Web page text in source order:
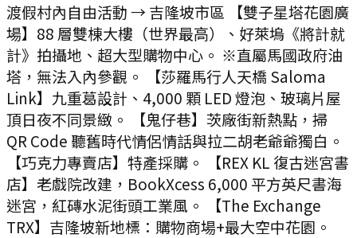
渡假村內自由活動 → 吉隆坡市區 【雙子星塔花園廣
場】88 層雙棟大樓（世界最高）、好萊塢《將計就
計》拍攝地、超大型購物中心。 ※直屬馬國政府油
塔，無法入內參觀。 【莎羅馬行人天橋 Saloma
Link】九重葛設計、4,000 顆 LED 燈泡、玻璃片屋
頂日夜不同景緻。 【鬼仔巷】茨廠街新熱點，掃
QR Code 聽舊時代情侶情話與拉二胡老爺爺獨白。
【巧克力專賣店】特產採購。 【REX KL 復古迷宮書
店】老戲院改建，BookXcess 6,000 平方英尺書海
迷宮，紅磚水泥街頭工業風。 【The Exchange
TRX】吉隆坡新地標：購物商場+最大空中花園。